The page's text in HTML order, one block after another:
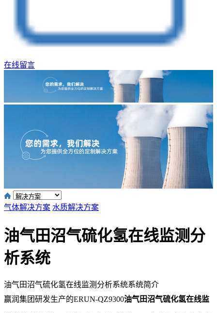
在线留言
气体解决方案 水质解决方案
油气田沼气硫化氢在线监测分
析系统
油气田沼气硫化氢在线监测分析系统系统简介
赢润集团研发生产的ERUN-QZ9300油气田沼气硫化氢在线监